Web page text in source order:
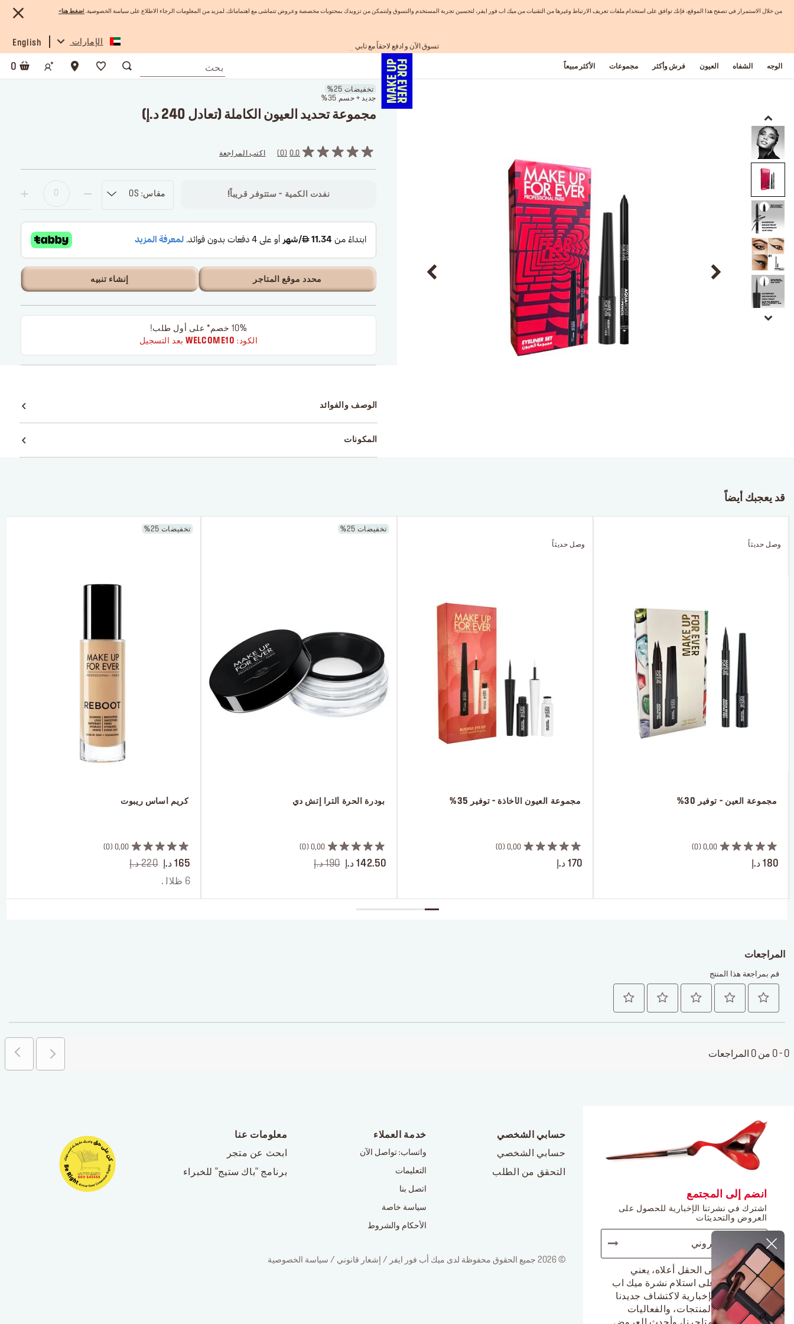
من خلال الاستمرار في تصفح هذا الموقع، فإنك توافق على استخدام ملفات تعريف الارتباط وغيرها من التقنيات من ميك اب فور ايفر، لتحسين تجربة المستخدم والتسوق ولنتمكن من تزويدك بمحتويات مخصصة وعروض تتماشى مع اهتماماتك. لمزيد من المعلومات الرجاء الاطلاع على سياسة الخصوصية. ضغط هنا >
شحن مجاني لجميع الطلبات
تسوق الآن و ادفع لاحقاً مع تابي
اهدي مجموعاتك المفضلة! تسوق الآن
الفرصة الأخيرة: خصم 25% على خطوط مختارة
الإمارات English
الوجه الشفاه العيون فرش وأكثر مجموعات الأكثر مبيعاً 0
تخفيضات 25%
جديد + حسم 35%
مجموعة تحديد العيون الكاملة (تعادل 240 د.إ)
0.0
0 اكتب المراجعة
مقاس: OS نفدت الكمية - ستتوفر قريباً!
محدد موقع المتاجر إنشاء تنبيه
10% خصم* على أول طلب!
الكود: WELCOME10بعد التسجيل
الوصف والفوائد
المكونات
قد يعجبك أيضاً
تخفيضات 25%
كريم أساس ريبوت
0,00
0
220 د.إ
165 د.إ
6 ظلال
تخفيضات 25%
بودرة الحرة ألترا إتش دي
0,00
0
190 د.إ 142.50 د.إ
وصل حديثاً
مجموعة العيون الأخاذة - توفير 35%
0,00
0
170 د.إ
وصل حديثاً
مجموعة العين - توفير 30%
0,00
0
180 د.إ
المراجعات
قم بمراجعة هذا المنتج
0 - 0 من 0 المراجعات
انضم إلى المجتمع
اشترك في نشرتنا الإخبارية للحصول على
العروض والتحديثات
الضغط على الحقل أعلاه، يعني
موافقتك على استلام نشرة ميك اب
فور ايفر الإخبارية لاكتشاف جديدنا
من أجمل المنتجات، والفعاليات
حسابي الشخصي
حسابي الشخصي
التحقق من الطلب
خدمة العملاء
واتساب: تواصل الآن
التعليمات
اتصل بنا
سياسة خاصة
الأحكام والشروط
معلومات عنا
ابحث عن متجر
برنامج "باك ستيج" للخبراء
© 2026 جميع الحقوق محفوظة لدى ميك أب فور ايفر / إشعار قانوني / سياسة الخصوصية